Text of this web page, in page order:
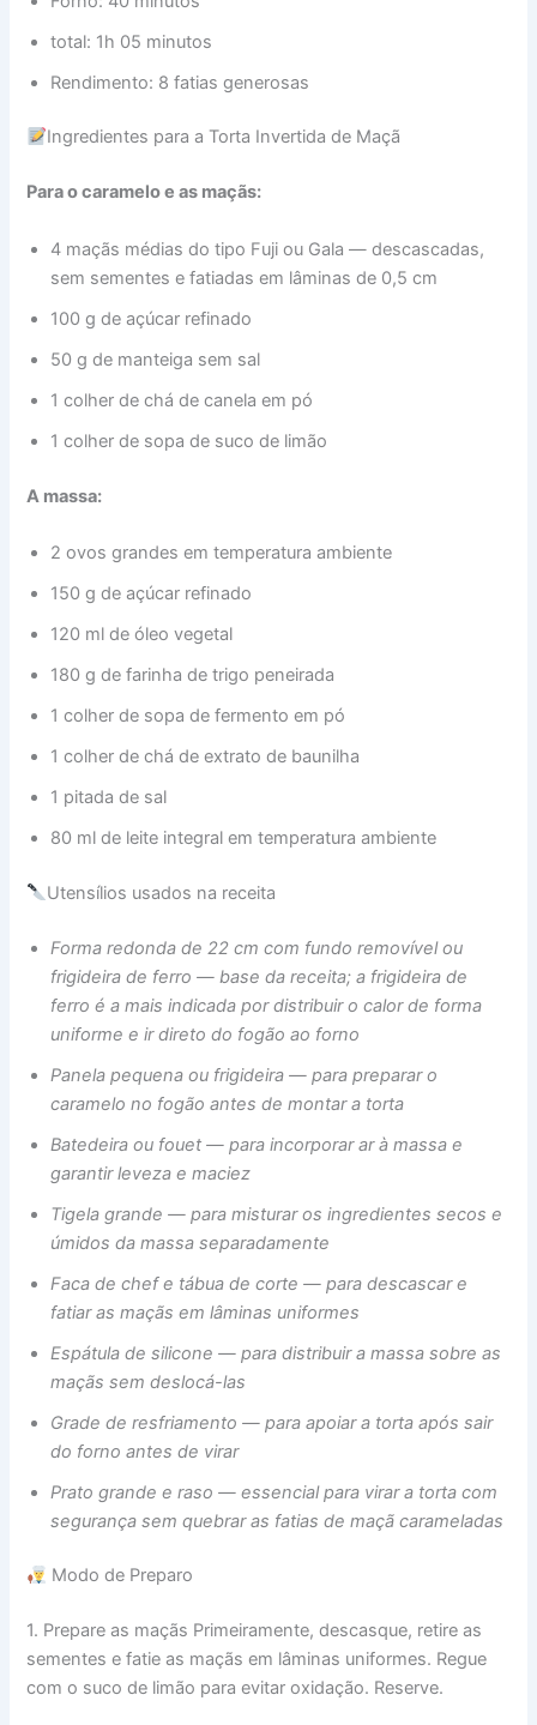
total: 1h 05 minutos
Rendimento: 8 fatias generosas
Ingredientes para a Torta Invertida de Maçã
Para o caramelo e as maçãs:
4 maçãs médias do tipo Fuji ou Gala — descascadas,
sem sementes e fatiadas em lâminas de 0,5 cm
100 g de açúcar refinado
50 g de manteiga sem sal
1 colher de chá de canela em pó
1 colher de sopa de suco de limão
A massa:
2 ovos grandes em temperatura ambiente
150 g de açúcar refinado
120 ml de óleo vegetal
180 g de farinha de trigo peneirada
1 colher de sopa de fermento em pó
1 colher de chá de extrato de baunilha
1 pitada de sal
80 ml de leite integral em temperatura ambiente
Utensílios usados na receita
Forma redonda de 22 cm com fundo removível ou
frigideira de ferro — base da receita; a frigideira de
ferro é a mais indicada por distribuir o calor de forma
uniforme e ir direto do fogão ao forno
Panela pequena ou frigideira — para preparar o
caramelo no fogão antes de montar a torta
Batedeira ou fouet — para incorporar ar à massa e
garantir leveza e maciez
Tigela grande — para misturar os ingredientes secos e
úmidos da massa separadamente
Faca de chef e tábua de corte — para descascar e
fatiar as maçãs em lâminas uniformes
Espátula de silicone — para distribuir a massa sobre as
maçãs sem deslocá-las
Grade de resfriamento — para apoiar a torta após sair
do forno antes de virar
Prato grande e raso — essencial para virar a torta com
segurança sem quebrar as fatias de maçã carameladas
Modo de Preparo
1. Prepare as maçãs Primeiramente, descasque, retire as
sementes e fatie as maçãs em lâminas uniformes. Regue
com o suco de limão para evitar oxidação. Reserve.